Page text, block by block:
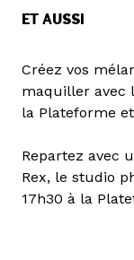
ET AUSSI
Créez vos
maquiller avec
la Plateforme
Repartez avec
Rex, le studio
17h30 à la